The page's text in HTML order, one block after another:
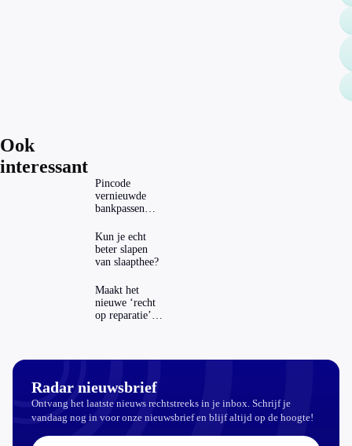
Ook
interessant
Pincode
vernieuwde
bankpassen
ING-app: is dat
wel veilig?
Kun je echt
beter slapen
van slaapthee?
Maakt het
nieuwe ‘recht
op reparatie’
Radar nieuwsbrief
Ontvang het laatste nieuws rechtstreeks in je inbox. Schrijf je
vandaag nog in voor onze nieuwsbrief en blijf altijd op de hoogte!
E-mailadres: